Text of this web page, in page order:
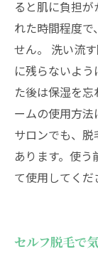
ると肌に負担
れた時間程度
せん。 洗い流
に残らないよ
た後は保湿を
ームの使用方
サロンでも、
あります。使
て使用してくだ
セルフ脱毛で